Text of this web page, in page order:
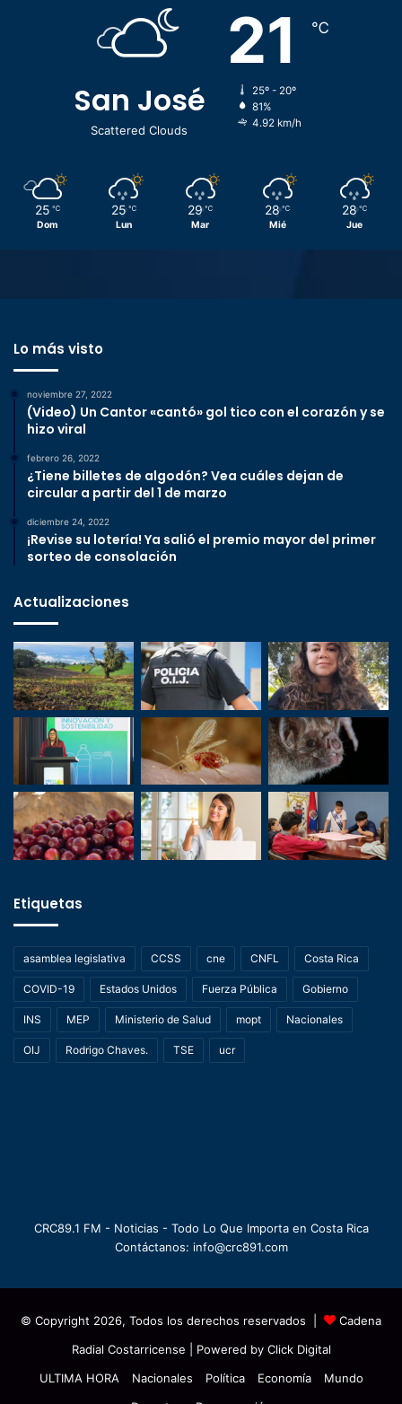
San José
Scattered Clouds
21 ℃
25º - 20º
81%
4.92 km/h
25 ℃
Dom
25 ℃
Lun
29 ℃
Mar
28 ℃
Mié
28 ℃
Jue
Lo más visto
noviembre 27, 2022
(Video) Un Cantor «cantó» gol tico con el corazón y se
hizo viral
febrero 26, 2022
¿Tiene billetes de algodón? Vea cuáles dejan de
circular a partir del 1 de marzo
diciembre 24, 2022
¡Revise su lotería! Ya salió el premio mayor del primer
sorteo de consolación
Actualizaciones
Etiquetas
asamblea legislativa CCSS cne CNFL Costa Rica
COVID-19 Estados Unidos Fuerza Pública Gobierno
INS MEP Ministerio de Salud mopt Nacionales
OIJ Rodrigo Chaves. TSE ucr
CRC89.1 FM - Noticias - Todo Lo Que Importa en Costa Rica
Contáctanos: info@crc891.com
© Copyright 2026, Todos los derechos reservados |
Cadena
Radial Costarricense | Powered by Click Digital
ULTIMA HORA
Nacionales Política Economía
Mundo